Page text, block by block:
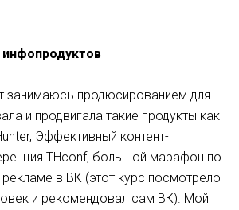
занимаюсь продюсированием для
и продвигала такие продукты как
Эффективный контент-
THconf, большой марафон по
рекламе в ВК (этот курс посмотрело
и рекомендовал сам ВК). Мой